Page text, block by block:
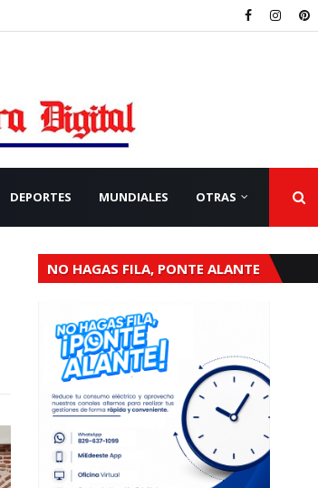
DEPORTES MUNDIALES OTRAS
NO HAGAS FILA, PONTE ALANTE